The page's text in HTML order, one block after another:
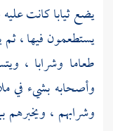
يضع ثيابا كانت
يستطعمون فيها ، ثم
طعاما وشرابا ،
وأصحابه بشيء في
وشرابهم ، ويخبرهم